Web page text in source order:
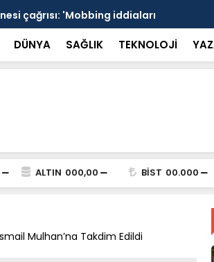
iddiaları bağımsız
15
Marmaris
DÜNYA SAĞLIK TEKNOLOJİ
ALTIN 000,00 BİST 00.000
Mulhan’na Takdim Edildi